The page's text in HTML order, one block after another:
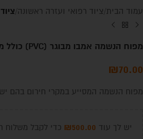
עמוד הבית ציוד רפואי ועזרה ראשונה
מפוח הנשמה אמבו מבוגר (PVC) כולל מסכה מס' 5
₪70.00
מפוח הנשמה המסייע במקרי חירום בהם
יש לך עוד ₪500.00 כדי לקבל משלוח